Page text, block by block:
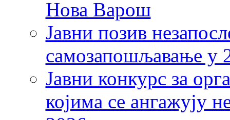
Нова Варош
Јавни позив
самозапошљавање у
Јавни конкурс за
којима се ангажују